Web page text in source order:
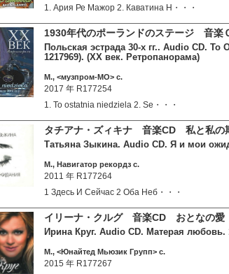
1. Ария Ре Мажор 2. Каватина Н・・・
1930年代のポーランドのステージ 音
Польская эстрада 30-х гг.. Audio CD. To
1217969). (ХХ век. Ретропанорама)
М., <музпром-МО> c.
2017 年 R177254
1. To ostatnia niedziela 2. Se・・・
タチアナ・ズィキナ 音楽CD 私と私
Татьяна Зыкина. Audio CD. Я и мои
М., Навигатор рекордз c.
2011 年 R177264
1 Здесь И Сейчас 2 Оба Неб・・・
イリーナ・クルグ 音楽CD おとなの
Ирина Круг. Audio CD. Матерая любовь.
М., <Юнайтед Мьюзик Групп> c.
2015 年 R177267